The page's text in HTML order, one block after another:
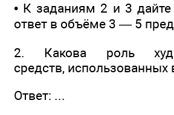
• К заданиям 2 и 3 дайте
ответ в объёме 3 — 5
2. Какова роль
средств, использованных
Ответ: ...